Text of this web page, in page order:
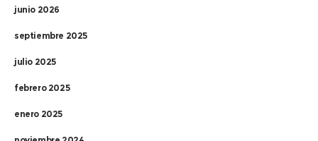
junio 2026
septiembre 2025
julio 2025
febrero 2025
enero 2025